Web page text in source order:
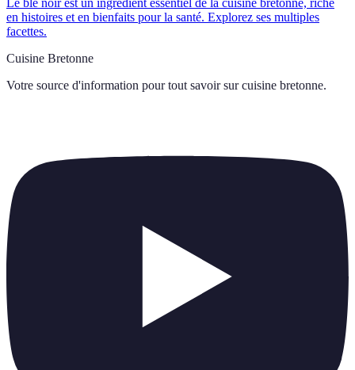
en histoires et en bienfaits pour la santé. Explorez ses multiples
facettes.
Cuisine Bretonne
Votre source d'information pour tout savoir sur cuisine bretonne.